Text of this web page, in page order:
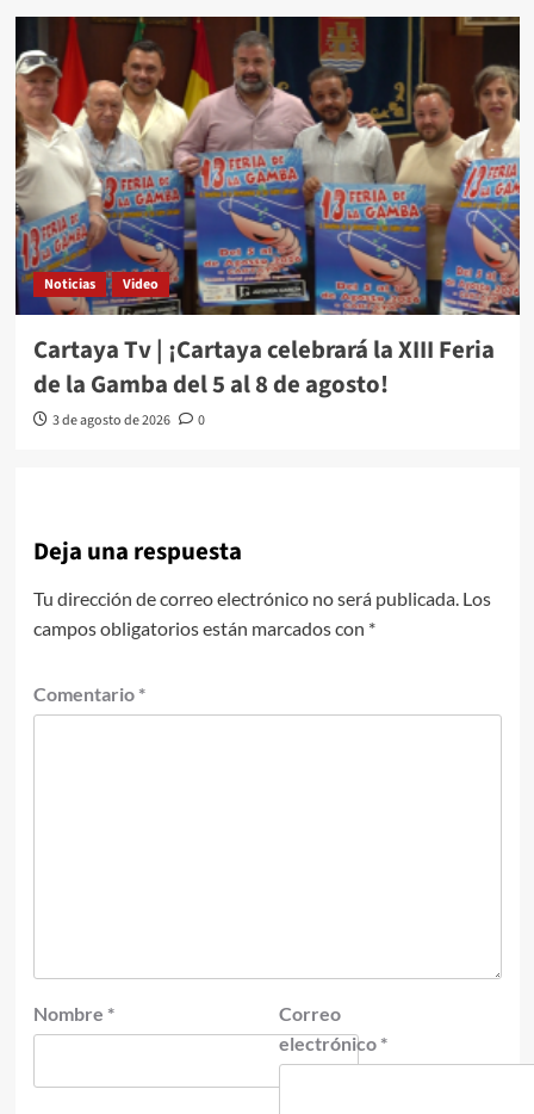
Noticias Video
Cartaya Tv | ¡Cartaya celebrará la XIII Feria
de la Gamba del 5 al 8 de agosto!
3 de agosto de 2026 0
Deja una respuesta
Tu dirección de correo electrónico no será publicada. Los
campos obligatorios están marcados con *
Comentario *
Nombre *
Correo
electrónico *